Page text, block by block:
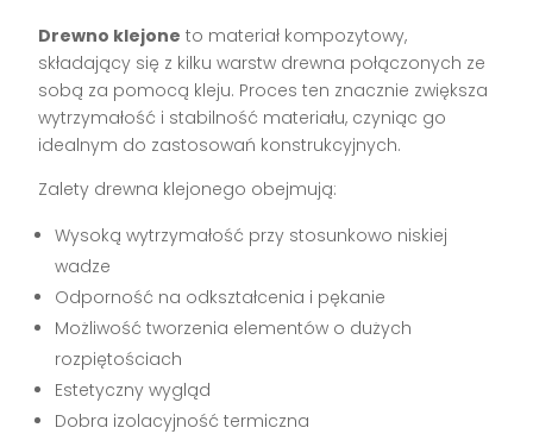
Drewno klejone to materiał kompozytowy,
składający się z kilku warstw drewna połączonych ze
sobą za pomocą kleju. Proces ten znacznie zwiększa
wytrzymałość i stabilność materiału, czyniąc go
idealnym do zastosowań konstrukcyjnych.
Zalety drewna klejonego obejmują:
Wysoką wytrzymałość przy stosunkowo niskiej
wadze
Odporność na odkształcenia i pękanie
Możliwość tworzenia elementów o dużych
rozpiętościach
Estetyczny wygląd
Dobra izolacyjność termiczna